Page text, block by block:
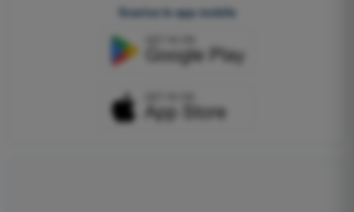
Scarica le app mobile